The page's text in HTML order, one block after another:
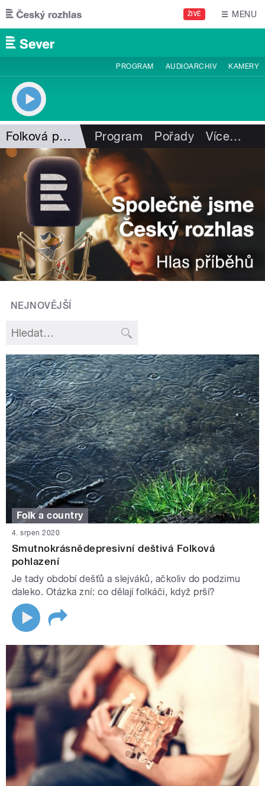
Přejít k hlavnímu obsahu
ŽIVĚ MENU
PROGRAM AUDIOARCHIV KAMERY
Folková pohlazení Program Pořady Více…
NEJNOVĚJŠÍ
Folk a country
4. srpen 2020
Smutnokrásnědepresivní deštivá Folková
pohlazení
Je tady období dešťů a slejváků, ačkoliv do podzimu
daleko. Otázka zní: co dělají folkáči, když prší?